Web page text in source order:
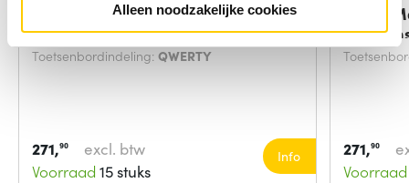
Alleen noodzakelijke cookies
Apple Magic Keyboard QWERTY
Brits Engels
Toetsenbordindeling: QWERTY
271,90
excl. btw
Voorraad 15 stuks
Info
Apple
271,90
Voorraad